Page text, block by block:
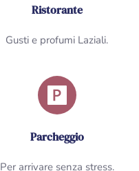
Ristorante
Gusti e profumi Laziali.
Parcheggio
Per arrivare senza stress.